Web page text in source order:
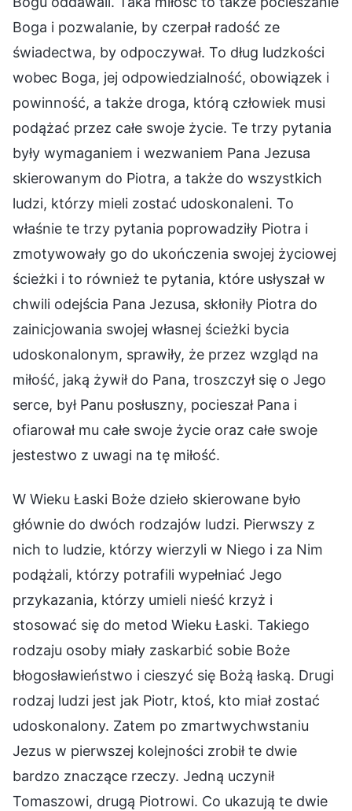
Boga i pozwalanie, by czerpał radość ze
świadectwa, by odpoczywał. To dług ludzkości
wobec Boga, jej odpowiedzialność, obowiązek i
powinność, a także droga, którą człowiek musi
podążać przez całe swoje życie. Te trzy pytania
były wymaganiem i wezwaniem Pana Jezusa
skierowanym do Piotra, a także do wszystkich
ludzi, którzy mieli zostać udoskonaleni. To
właśnie te trzy pytania poprowadziły Piotra i
zmotywowały go do ukończenia swojej życiowej
ścieżki i to również te pytania, które usłyszał w
chwili odejścia Pana Jezusa, skłoniły Piotra do
zainicjowania swojej własnej ścieżki bycia
udoskonalonym, sprawiły, że przez wzgląd na
miłość, jaką żywił do Pana, troszczył się o Jego
serce, był Panu posłuszny, pocieszał Pana i
ofiarował mu całe swoje życie oraz całe swoje
jestestwo z uwagi na tę miłość.
W Wieku Łaski Boże dzieło skierowane było
głównie do dwóch rodzajów ludzi. Pierwszy z
nich to ludzie, którzy wierzyli w Niego i za Nim
podążali, którzy potrafili wypełniać Jego
przykazania, którzy umieli nieść krzyż i
stosować się do metod Wieku Łaski. Takiego
rodzaju osoby miały zaskarbić sobie Boże
błogosławieństwo i cieszyć się Bożą łaską. Drugi
rodzaj ludzi jest jak Piotr, ktoś, kto miał zostać
udoskonalony. Zatem po zmartwychwstaniu
Jezus w pierwszej kolejności zrobił te dwie
bardzo znaczące rzeczy. Jedną uczynił
Tomaszowi, drugą Piotrowi. Co ukazują te dwie